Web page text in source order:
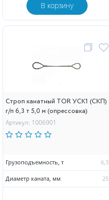
В корзину
Строп канатный TOR УСК1 (СКП)
г/п 6,3 т 5,0 м (опрессовка)
Артикул: 1006901
Грузоподъемность, т 6,3
Диаметр каната, мм 25